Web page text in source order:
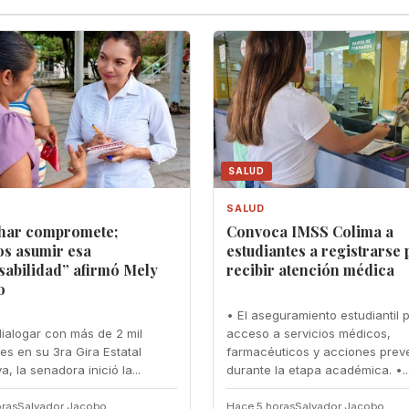
compromete;
asumir esa
afirmó Mely
con más de 2 mil
en su 3ra Gira Estatal
la senadora inició la...
Salvador Jacobo
SALUD
SALUD
Convoca IMSS Colima a
estudiantes a registrarse
recibir atención médica
• El aseguramiento estudiantil
acceso a servicios médicos,
farmacéuticos y acciones
durante la etapa académica.
Hace 5 horasSalvador Jacobo